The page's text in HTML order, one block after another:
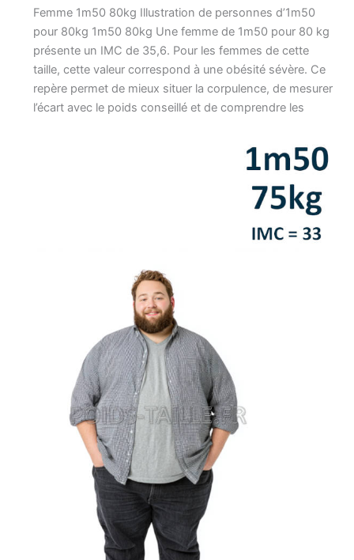
Femme 1m50 80kg Illustration de personnes d’1m50
pour 80kg 1m50 80kg Une femme de 1m50 pour 80 kg
présente un IMC de 35,6. Pour les femmes de cette
taille, cette valeur correspond à une obésité sévère. Ce
repère permet de mieux situer la corpulence, de mesurer
l’écart avec le poids conseillé et de comprendre les